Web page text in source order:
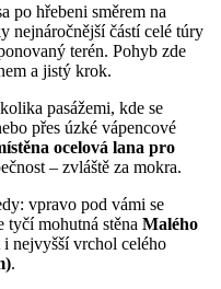
po hřebeni směrem na
nejnáročnější částí celé túry
terén. Pohyb zde
a jistý krok.
pasážemi, kde se
přes úzké vápencové
ocelová lana pro
– zvláště za mokra.
vpravo pod vámi se
tyčí mohutná stěna Malého
i nejvyšší vrchol celého
.